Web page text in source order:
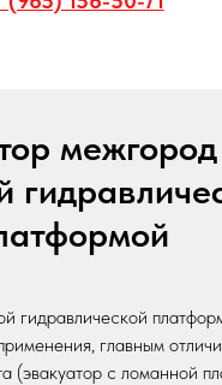
гидравлической
главным
(эвакуатор с ломанной